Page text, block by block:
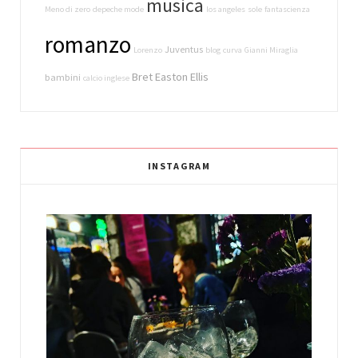
Meno di zero depeche mode musica los angeles sole fantascienza
romanzo Lorenzo Juventus blog curva Gianni Miraglia
bambini calcio inglese Bret Easton Ellis
INSTAGRAM